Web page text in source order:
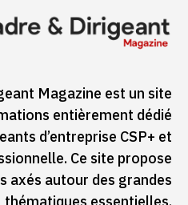
Magazine est un site
entièrement dédié
d’entreprise CSP+ et
Ce site propose
axés autour des grandes